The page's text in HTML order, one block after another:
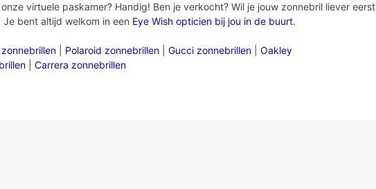
virtuele paskamer? Handig! Ben je verkocht? Wil je jouw zonnebril liever eerst
bent altijd welkom in een Eye Wish opticien bij jou in de buurt.
Polaroid zonnebrillen Gucci zonnebrillen
Oakley
Carrera zonnebrillen